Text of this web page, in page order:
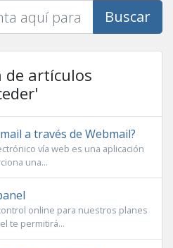
Buscar
de artículos
a través de Webmail?
vía web es una aplicación
una...
online para nuestros planes
te permitirá...